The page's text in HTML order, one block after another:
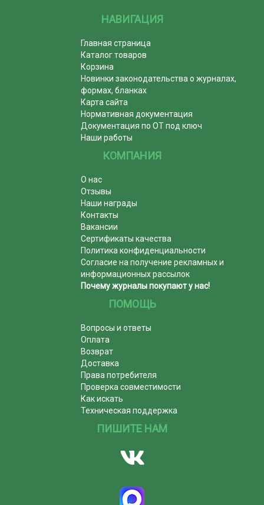
НАВИГАЦИЯ
Главная страница
Каталог товаров
Корзина
Новинки законодательства о журналах,
формах, бланках
Карта сайта
Нормативная документация
Документация по ОТ под ключ
Наши работы
КОМПАНИЯ
О нас
Отзывы
Наши награды
Контакты
Вакансии
Сертификаты качества
Политика конфиденциальности
Согласие на получение рекламных и
информационных рассылок
Почему журналы покупают у нас!
ПОМОЩЬ
Вопросы и ответы
Оплата
Возврат
Доставка
Права потребителя
Проверка совместимости
Как искать
Техническая поддержка
ПИШИТЕ НАМ